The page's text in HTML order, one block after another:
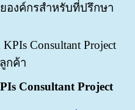
องค์กรสำหรับที่ปรึกษา
Consultant Project
กค้า
Consultant Project